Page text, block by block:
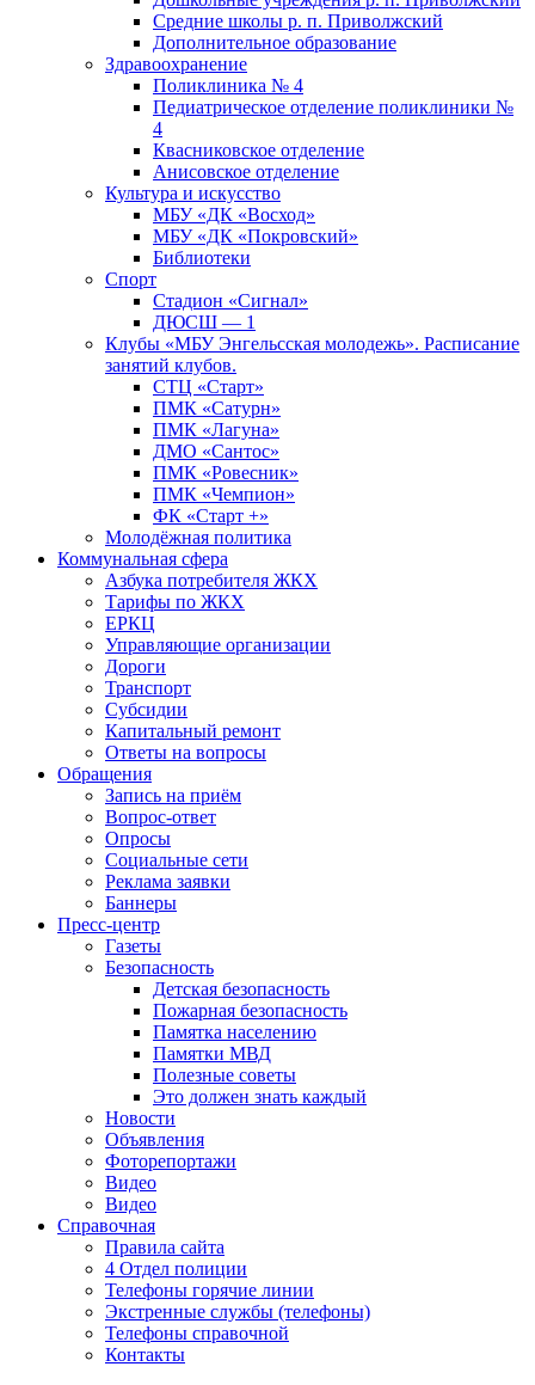
Средние школы р. п. Приволжский
Дополнительное образование
Здравоохранение
Поликлиника № 4
Педиатрическое отделение поликлиники №
4
Квасниковское отделение
Анисовское отделение
Культура и искусство
МБУ «ДК «Восход»
МБУ «ДК «Покровский»
Библиотеки
Спорт
Стадион «Сигнал»
ДЮСШ — 1
Клубы «МБУ Энгельсская молодежь». Расписание
занятий клубов.
СТЦ «Старт»
ПМК «Сатурн»
ПМК «Лагуна»
ДМО «Сантос»
ПМК «Ровесник»
ПМК «Чемпион»
ФК «Старт +»
Молодёжная политика
Коммунальная сфера
Азбука потребителя ЖКХ
Тарифы по ЖКХ
ЕРКЦ
Управляющие организации
Дороги
Транспорт
Субсидии
Капитальный ремонт
Ответы на вопросы
Обращения
Запись на приём
Вопрос-ответ
Опросы
Социальные сети
Реклама заявки
Баннеры
Пресс-центр
Газеты
Безопасность
Детская безопасность
Пожарная безопасность
Памятка населению
Памятки МВД
Полезные советы
Это должен знать каждый
Новости
Объявления
Фоторепортажи
Видео
Видео
Справочная
Правила сайта
4 Отдел полиции
Телефоны горячие линии
Экстренные службы (телефоны)
Телефоны справочной
Контакты